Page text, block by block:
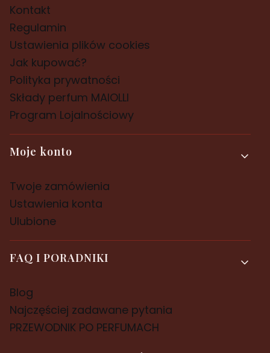
Kontakt
Regulamin
Ustawienia plików cookies
Jak kupować?
Polityka prywatności
Składy perfum MAIOLLI
Program Lojalnościowy
Moje konto
Twoje zamówienia
Ustawienia konta
Ulubione
FAQ I PORADNIKI
Blog
Najczęściej zadawane pytania
PRZEWODNIK PO PERFUMACH